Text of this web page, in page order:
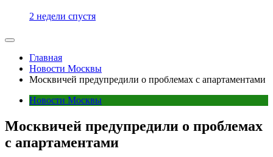
2 недели спустя
Главная
Новости Москвы
Москвичей предупредили о проблемах с апартаментами
Новости Москвы
Москвичей предупредили о проблемах
с апартаментами